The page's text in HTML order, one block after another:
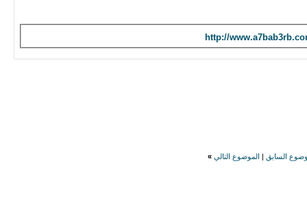
http://
السابق الموضوع التالي »